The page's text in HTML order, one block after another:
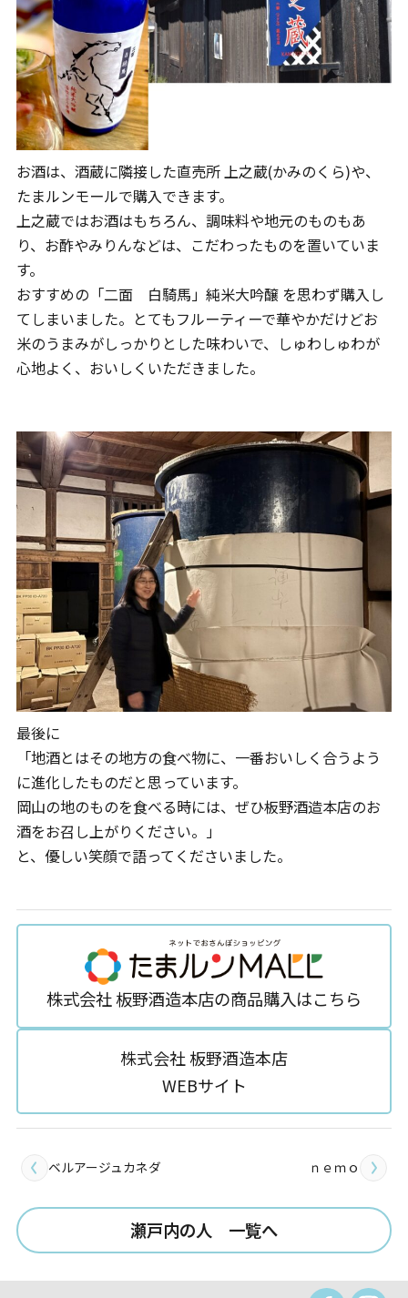
お酒は、酒蔵に隣接した直売所 上之蔵(かみのくら)や、
たまルンモールで購入できます。
上之蔵ではお酒はもちろん、調味料や地元のものもあ
り、お酢やみりんなどは、こだわったものを置いていま
す。
おすすめの「二面 白騎馬」純米大吟醸 を思わず購入し
てしまいました。とてもフルーティーで華やかだけどお
米のうまみがしっかりとした味わいで、しゅわしゅわが
心地よく、おいしくいただきました。
最後に
「地酒とはその地方の食べ物に、一番おいしく合うよう
に進化したものだと思っています。
岡山の地のものを食べる時には、ぜひ板野酒造本店のお
酒をお召し上がりください。」
と、優しい笑顔で語ってくださいました。
株式会社 板野酒造本店の商品購入はこちら
株式会社 板野酒造本店
WEBサイト
ベルアージュカネダ ｎｅｍｏ
瀬戸内の人 一覧へ